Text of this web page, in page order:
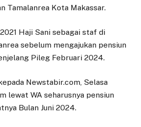
Tamalanrea Kota Makassar.
Haji Sani sebagai staf di
sebelum mengajukan pensiun
Pileg Februari 2024.
Newstabir.com, Selasa
lewat WA seharusnya pensiun
Bulan Juni 2024.